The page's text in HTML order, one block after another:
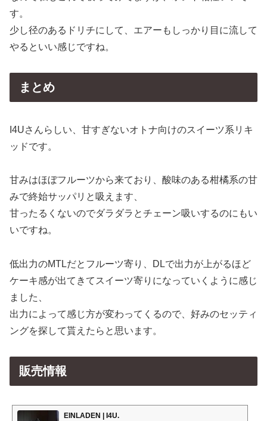
す。
少し径のあるドリチにして、エアーもしっかり目に流して
やるといい感じですね。
まとめ
I4Uさんらしい、甘すぎないオトナ向けのスイーツ系リキ
ッドです。
甘みはほぼフルーツから来ており、酸味のある柑橘系の甘
みで終始サッパリと吸えます、
甘ったるくないのでダラダラとチェーン吸いするのにもい
いですね。
低出力のMTLだとフルーツ寄り、DLで出力が上がるほど
ケーキ感が出てきてスイーツ寄りになっていくように感じ
ました、
出力によって感じ方が変わってくるので、好みのセッティ
ングを探して貰えたらと思います。
販売情報
EINLADEN | I4U.